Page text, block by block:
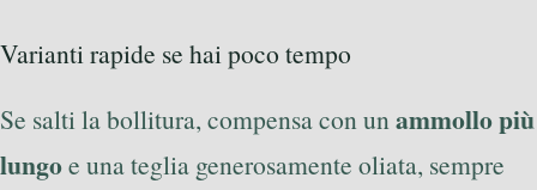
Varianti rapide se hai poco tempo
Se salti la bollitura, compensa con unammollo più
lungoe una teglia generosamente oliata, sempre